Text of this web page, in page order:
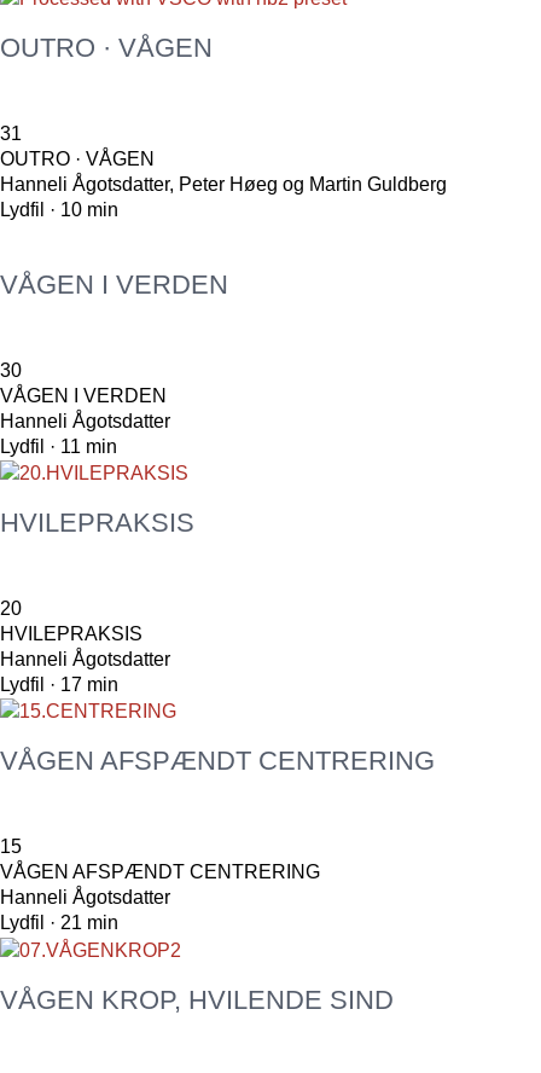
OUTRO · VÅGEN
31
OUTRO · VÅGEN
Hanneli Ågotsdatter, Peter Høeg og Martin Guldberg
Lydfil · 10 min
VÅGEN I VERDEN
30
VÅGEN I VERDEN
Hanneli Ågotsdatter
Lydfil · 11 min
HVILEPRAKSIS
20
HVILEPRAKSIS
Hanneli Ågotsdatter
Lydfil · 17 min
VÅGEN AFSPÆNDT CENTRERING
15
VÅGEN AFSPÆNDT CENTRERING
Hanneli Ågotsdatter
Lydfil · 21 min
VÅGEN KROP, HVILENDE SIND